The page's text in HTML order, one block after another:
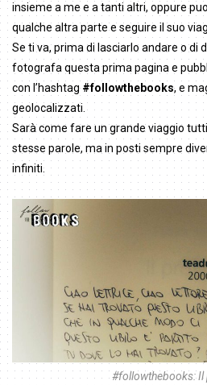
insieme a me e a tanti altri, oppure
qualche altra parte e seguire il suo
Se ti va, prima di lasciarlo andare o di
fotografa questa prima pagina e
con l’hashtag#followthebooks, e
geolocalizzati.
Sarà come fare un grande viaggio
stesse parole, ma in posti sempre
infiniti.
#followthebooks: Il